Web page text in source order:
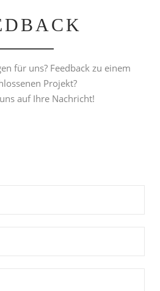
für uns? Feedback zu einem
Projekt?
auf Ihre Nachricht!